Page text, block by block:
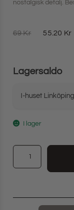
nostalgisk detalj.
69Kr 55.20 Kr
Lagersaldo
I-huset Linköping
I lager